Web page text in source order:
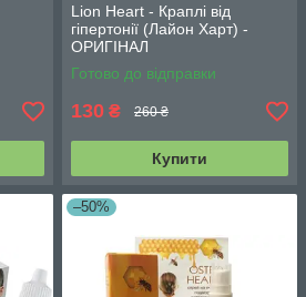
Lion Heart - Краплі від
гіпертонії (Лайон Харт) -
ОРИГІНАЛ
Готово до відправки
130 ₴ 260 ₴
Купити
–50%